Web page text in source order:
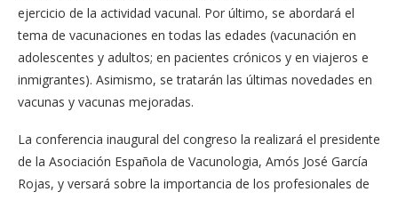
ejercicio de la actividad vacunal. Por último, se abordará el
tema de vacunaciones en todas las edades (vacunación en
adolescentes y adultos; en pacientes crónicos y en viajeros e
inmigrantes). Asimismo, se tratarán las últimas novedades en
vacunas y vacunas mejoradas.
La conferencia inaugural del congreso la realizará el presidente
de la Asociación Española de Vacunologia, Amós José García
Rojas, y versará sobre la importancia de los profesionales de